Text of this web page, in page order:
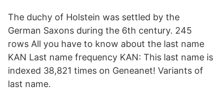
The duchy of Holstein was settled by the
German Saxons during the 6th century. 245
rows All you have to know about the last name
KAN Last name frequency KAN: This last name is
indexed 38,821 times on Geneanet! Variants of
last name.